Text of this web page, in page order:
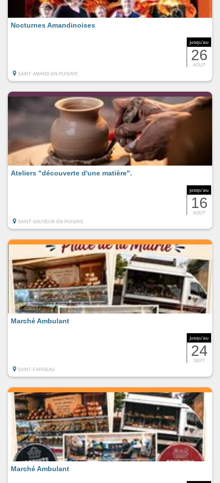
jusqu'au
26
AOUT
Nocturnes Amandinoises
SAINT-AMAND-EN-PUISAYE
jusqu'au
16
AOUT
Ateliers "découverte d'une matière".
SAINT-SAUVEUR-EN-PUISAYE
jusqu'au
24
SEPT
Marché Ambulant
SAINT-FARGEAU
Marché Ambulant